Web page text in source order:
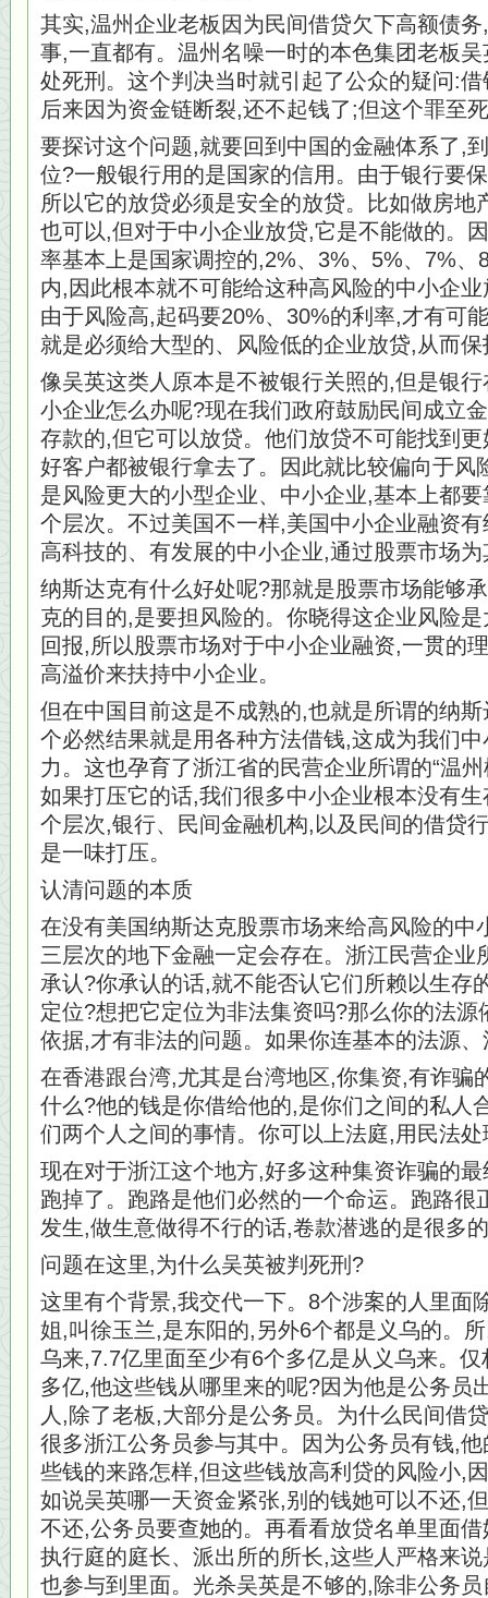
其实,温州企业老板因为民间借贷欠下高额债
事,一直都有。温州名噪一时的本色集团老板
处死刑。这个判决当时就引起了公众的疑问:
后来因为资金链断裂,还不起钱了;但这个罪至
要探讨这个问题,就要回到中国的金融体系了,
位?一般银行用的是国家的信用。由于银行要
所以它的放贷必须是安全的放贷。比如做房地
也可以,但对于中小企业放贷,它是不能做的。
率基本上是国家调控的,2%、3%、5%、7%、
内,因此根本就不可能给这种高风险的中小企
由于风险高,起码要20%、30%的利率,才有可
就是必须给大型的、风险低的企业放贷,从而
像吴英这类人原本是不被银行关照的,但是银
小企业怎么办呢?现在我们政府鼓励民间成立
存款的,但它可以放贷。他们放贷不可能找到
好客户都被银行拿去了。因此就比较偏向于风
是风险更大的小型企业、中小企业,基本上都
个层次。不过美国不一样,美国中小企业融资
高科技的、有发展的中小企业,通过股票市场
纳斯达克有什么好处呢?那就是股票市场能够
克的目的,是要担风险的。你晓得这企业风险
回报,所以股票市场对于中小企业融资,一贯的
高溢价来扶持中小企业。
但在中国目前这是不成熟的,也就是所谓的纳
个必然结果就是用各种方法借钱,这成为我们
力。这也孕育了浙江省的民营企业所谓的“温
如果打压它的话,我们很多中小企业根本没有
个层次,银行、民间金融机构,以及民间的借贷
是一味打压。
认清问题的本质
在没有美国纳斯达克股票市场来给高风险的中
三层次的地下金融一定会存在。浙江民营企业
承认?你承认的话,就不能否认它们所赖以生存
定位?想把它定位为非法集资吗?那么你的法
依据,才有非法的问题。如果你连基本的法源
在香港跟台湾,尤其是台湾地区,你集资,有诈骗
什么?他的钱是你借给他的,是你们之间的私人
们两个人之间的事情。你可以上法庭,用民法
现在对于浙江这个地方,好多这种集资诈骗的
跑掉了。跑路是他们必然的一个命运。跑路很
发生,做生意做得不行的话,卷款潜逃的是很多
问题在这里,为什么吴英被判死刑?
这里有个背景,我交代一下。8个涉案的人里面
姐,叫徐玉兰,是东阳的,另外6个都是义乌的。
乌来,7.7亿里面至少有6个多亿是从义乌来。
多亿,他这些钱从哪里来的呢?因为他是公务员
人,除了老板,大部分是公务员。为什么民间借
很多浙江公务员参与其中。因为公务员有钱,
些钱的来路怎样,但这些钱放高利贷的风险小,
如说吴英哪一天资金紧张,别的钱她可以不还,
不还,公务员要查她的。再看看放贷名单里面
执行庭的庭长、派出所的所长,这些人严格来
也参与到里面。光杀吴英是不够的,除非公务